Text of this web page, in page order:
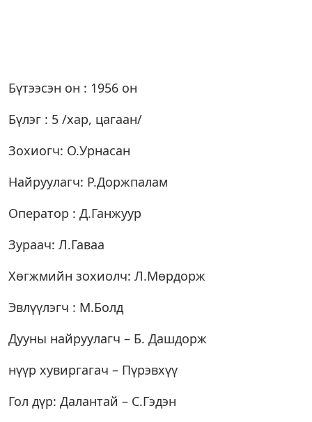
Бүтээсэн он : 1956 он
Бүлэг : 5 /хар, цагаан/
Зохиогч: О.Урнасан
Найруулагч: Р.Доржпалам
Оператор : Д.Ганжуур
Зураач: Л.Гаваа
Хөгжмийн зохиолч: Л.Мөрдорж
Эвлүүлэгч : М.Болд
Дууны найруулагч – Б. Дашдорж
нүүр хувиргагач – Пүрэвхүү
Гол дүр: Далантай – С.Гэдэн